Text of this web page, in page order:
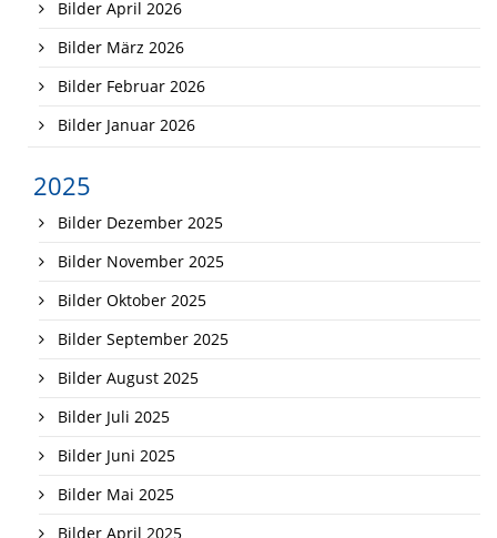
Bilder April 2026
Bilder März 2026
Bilder Februar 2026
Bilder Januar 2026
2025
Bilder Dezember 2025
Bilder November 2025
Bilder Oktober 2025
Bilder September 2025
Bilder August 2025
Bilder Juli 2025
Bilder Juni 2025
Bilder Mai 2025
Bilder April 2025